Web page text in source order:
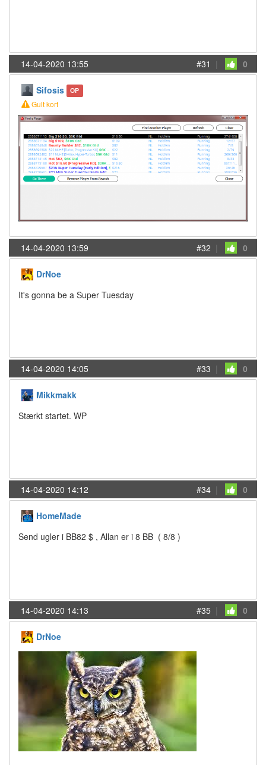
14-04-2020 13:55 #31 | 0
Sifosis OP
Gult kort
14-04-2020 13:59 #32 | 0
DrNoe
It's gonna be a Super Tuesday
14-04-2020 14:05 #33 | 0
Mikkmakk
Stærkt startet. WP
14-04-2020 14:12 #34 | 0
HomeMade
Send ugler i BB82 $ , Allan er i 8 BB ( 8/8 )
14-04-2020 14:13 #35 | 0
DrNoe